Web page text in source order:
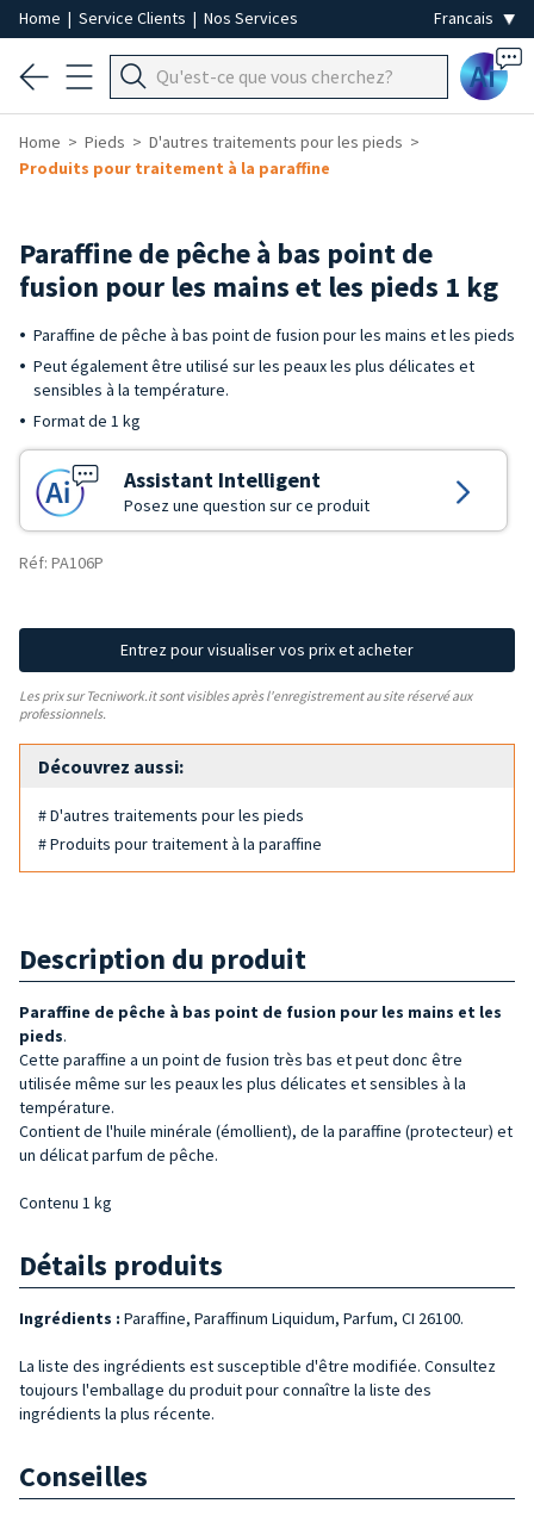
Home | Service Clients | Nos Services
Ai
Home Pieds
D'autres traitements pour les pieds
Produits pour traitement à la paraffine
Paraffine de pêche à bas point de
fusion pour les mains et les pieds 1 kg
Paraffine de pêche à bas point de fusion pour les mains et les pieds
Peut également être utilisé sur les peaux les plus délicates et
sensibles à la température.
Format de 1 kg
Assistant Intelligent
Posez une question sur ce produit
Réf: PA106P
Entrez pour visualiser vos prix et acheter
Les prix sur Tecniwork.it sont visibles après l'enregistrement au site réservé aux
professionnels.
Découvrez aussi:
# D'autres traitements pour les pieds
# Produits pour traitement à la paraffine
Description du produit
Paraffine de pêche à bas point de fusion pour les mains et les
pieds.
Cette paraffine a un point de fusion très bas et peut donc être
utilisée même sur les peaux les plus délicates et sensibles à la
température.
Contient de l'huile minérale (émollient), de la paraffine (protecteur) et
un délicat parfum de pêche.
Contenu 1 kg
Détails produits
Ingrédients : Paraffine, Paraffinum Liquidum, Parfum, CI 26100.
La liste des ingrédients est susceptible d'être modifiée. Consultez
toujours l'emballage du produit pour connaître la liste des
ingrédients la plus récente.
Conseilles